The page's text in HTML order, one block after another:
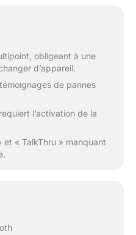
obligeant à une
d’appareil.
de pannes
l’activation de la
« TalkThru » manquant